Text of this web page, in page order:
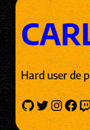
Hard user de
GitHub Twitter InstagramFacebook Twitch